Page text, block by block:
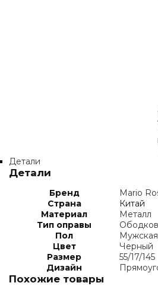
Детали
Детали
Бренд
Mario
Страна
Китай
Материал
Металл
Тип оправы
Пол
Мужская
Цвет
Черный
Размер
55/17/145
Дизайн
Похожие товары